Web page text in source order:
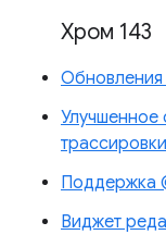
Хром 143
Обновления
Улучшенное
трассировки
Поддержка
Виджет